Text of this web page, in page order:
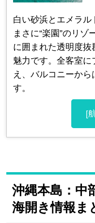
白い砂浜とエメラル
まさに“楽園”のリ
に囲まれた透明度
魅力です。全客室
え、バルコニーから
す。
[
沖縄本島：中
海開き情報ま